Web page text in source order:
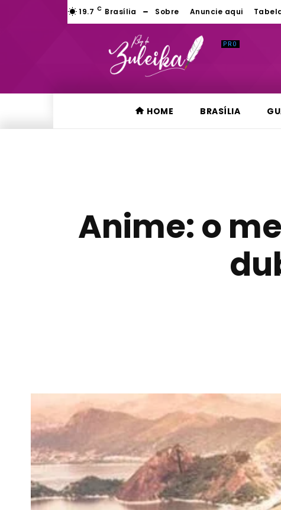
19.7 C Brasília Sobre Anuncie aqui
HOME BRASÍLIA
Anime: o